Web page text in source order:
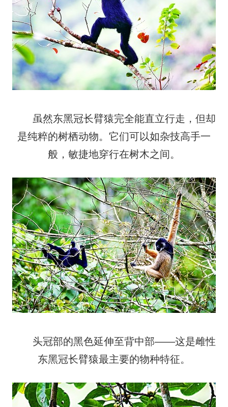
虽然东黑冠长臂猿完全能直立行走，但却
是纯粹的树栖动物。它们可以如杂技高手一
般，敏捷地穿行在树木之间。
头冠部的黑色延伸至背中部——这是雌性
东黑冠长臂猿最主要的物种特征。